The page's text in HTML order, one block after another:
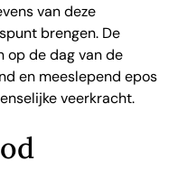
van deze
brengen. De
op de dag van de
en meeslepend epos
veerkracht.